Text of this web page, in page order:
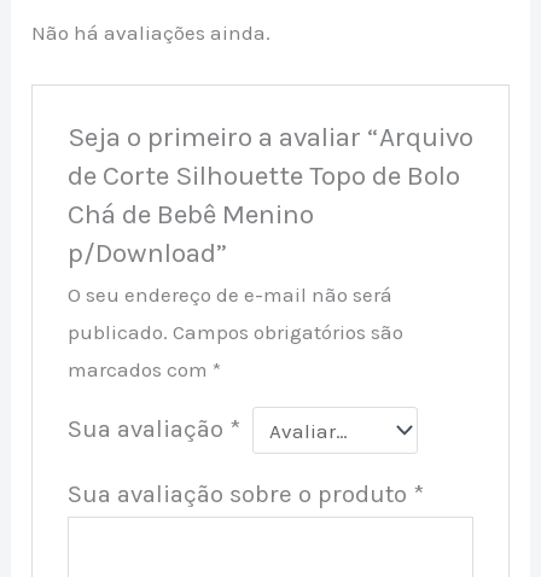
Não há avaliações ainda.
Seja o primeiro a avaliar “Arquivo
de Corte Silhouette Topo de Bolo
Chá de Bebê Menino
p/Download”
O seu endereço de e-mail não será
publicado. Campos obrigatórios são
marcados com *
Sua avaliação *
Sua avaliação sobre o produto *